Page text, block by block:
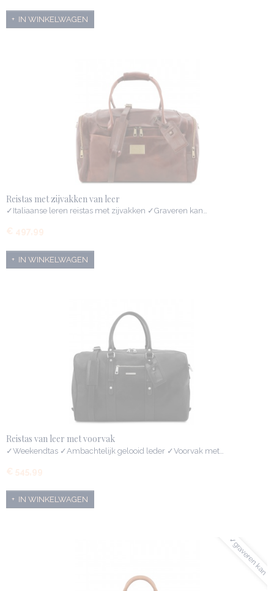
IN WINKELWAGEN
Reistas met zijvakken van leer
✓Italiaanse leren reistas met zijvakken ✓Graveren kan…
€ 497,99
IN WINKELWAGEN
Reistas van leer met voorvak
✓Weekendtas ✓Ambachtelijk gelooid leder ✓Voorvak met…
€ 545,99
IN WINKELWAGEN
✓graveren kan